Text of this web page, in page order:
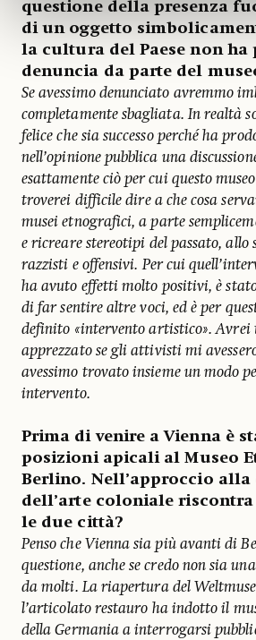
questione della presenza
di un oggetto
la cultura del Paese non
denuncia da parte del
Se avessimo denunciato avremmo
completamente sbagliata. In realtà
felice che sia successo perché ha
nell’opinione pubblica una
esattamente ciò per cui questo
troverei difficile dire a che cosa
musei etnografici, a parte
e ricreare stereotipi del passato, allo
razzisti e offensivi. Per cui
ha avuto effetti molto positivi, è
di far sentire altre voci, ed è per
definito «intervento artistico».
apprezzato se gli attivisti mi
avessimo trovato insieme un modo
intervento.
Prima di venire a Vienna è
posizioni apicali al Museo
Berlino. Nell’approccio alla
dell’arte coloniale
le due città?
Penso che Vienna sia più avanti di
questione, anche se credo non sia
da molti. La riapertura del
l’articolato restauro ha indotto il
della Germania a interrogarsi